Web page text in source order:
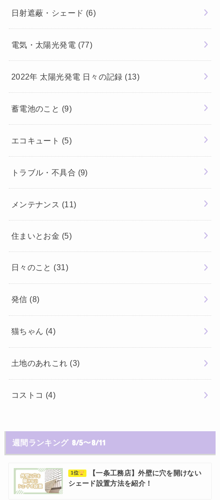
日射遮蔽・シェード (6)
電気・太陽光発電 (77)
2022年 太陽光発電 日々の記録 (13)
蓄電池のこと (9)
エコキュート (5)
トラブル・不具合 (9)
メンテナンス (11)
住まいとお金 (5)
日々のこと (31)
発信 (8)
猫ちゃん (4)
土地のあれこれ (3)
コストコ (4)
週間ランキング 8/5〜8/11
1位
【一条工務店】外壁に穴を開けない
シェード設置方法を紹介！